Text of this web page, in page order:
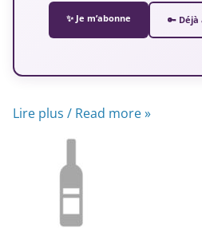
✨ Je m’abonne 🔑 Déjà
Lire plus / Read more »